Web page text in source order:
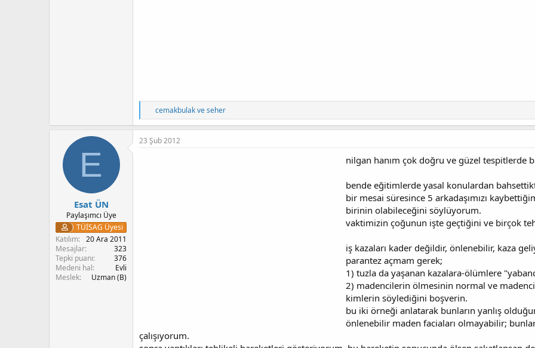
T
e
p
k
cemakbulakveseher
E
Esat ÜN
Paylaşımcı Üye
TÜİSAG Üyesi
Katılım
20 Ara 2011
Mesajlar
323
Tepki puanı
376
Medeni hal
Evli
Meslek
Uzman (B)
23 Şub 2012
nilgan hanım çok doğru ve güzel tespitlerde
bende eğitimlerde yasal konulardan
bir mesai süresince 5 arkadaşımızı
birinin olabileceğini söylüyorum.
vaktimizin çoğunun işte geçtiğini ve birçok
iş kazaları kader değildir, önlenebilir, kaza
parantez açmam gerek;
1) tuzla da yaşanan kazalara-ölümlere
2) madencilerin ölmesinin normal ve
kimlerin söylediğini boşverin.
bu iki örneği anlatarak bunların yanlış
önlenebilir maden faciaları olmayabilir;
çalışıyorum.